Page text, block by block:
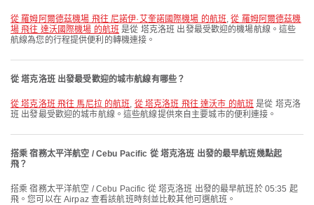
從 羅姆阿爾德茲機場 飛往 尼諾伊·艾奎諾國際機場 的航班,從 羅姆阿爾德茲機
場 飛往 達沃國際機場 的航班 是從 塔克洛班 出發最受歡迎的機場航線。這些
航線為您的行程提供便利的轉機連接。
從 塔克洛班 出發最受歡迎的城市航線有哪些？
從 塔克洛班 飛往 馬尼拉 的航班, 從 塔克洛班 飛往 達沃市 的航班 是從 塔克洛
班 出發最受歡迎的城市航線。這些航線提供來自主要城市的便利連接。
搭乘 宿務太平洋航空 / Cebu Pacific 從 塔克洛班 出發的最早航班幾點起
飛？
搭乘 宿務太平洋航空 / Cebu Pacific 從 塔克洛班 出發的最早航班於 05:35 起
飛。您可以在 Airpaz 查看該航班時刻並比較其他可選航班。